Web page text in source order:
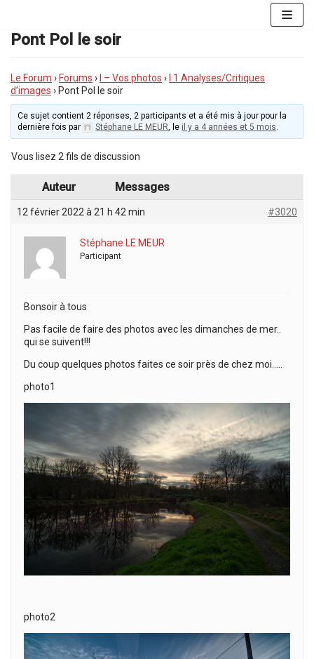
au
contenu
Pont Pol le soir
Le Forum › Forums › I – Vos photos ›
I.1 Analyses/Critiques
d’images › Pont Pol le soir
Ce sujet contient 2 réponses, 2 participants et a été mis à jour pour la
dernière fois par
Stéphane LE MEUR, le il y a 4 années et 5 mois.
Vous lisez 2 fils de discussion
Auteur Messages
12 février 2022 à 21 h 42 min #3020
Stéphane LE MEUR
Participant
Bonsoir à tous
Pas facile de faire des photos avec les dimanches de mer..
qui se suivent!!!
Du coup quelques photos faites ce soir près de chez moi…..
photo1
photo2